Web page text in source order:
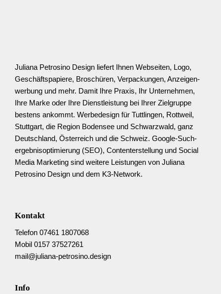
Juliana Petrosino Design liefert Ihnen Webseiten, Logo,
Geschäfts­­papiere, Broschüren, Verpackungen, Anzeigen­
werbung und mehr. Damit Ihre Praxis, Ihr Unter­nehmen,
Ihre Marke oder Ihre Dienst­­leistung bei Ihrer Ziel­­gruppe
bestens ankommt. Werbedesign für Tuttlingen, Rottweil,
Stuttgart, die Region Bodensee und Schwarz­wald, ganz
Deutschland, Österreich und die Schweiz. Google-Such­
ergebnis­­optimierung (SEO), Content­­erstellung und Social
Media Marketing sind weitere Leistungen von Juliana
Petrosino Design und dem K3-Network.
Kontakt
Telefon 07461 1807068
Mobil 0157 37527261
mail@juliana-petrosino.design
Info